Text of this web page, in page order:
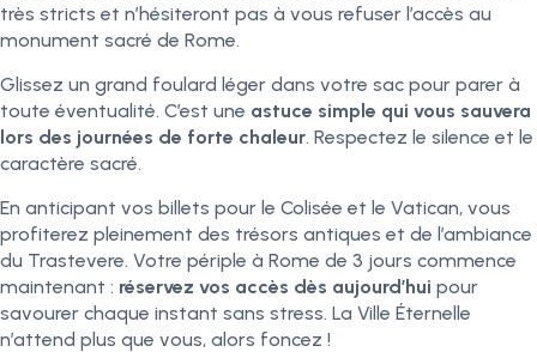
très stricts et n’hésiteront pas à vous refuser l’accès au
monument sacré de Rome.
Glissez un grand foulard léger dans votre sac pour parer à
toute éventualité. C’est une astuce simple qui vous sauvera
lors des journées de forte chaleur. Respectez le silence et le
caractère sacré.
En anticipant vos billets pour le Colisée et le Vatican, vous
profiterez pleinement des trésors antiques et de l’ambiance
du Trastevere. Votre périple à Rome de 3 jours commence
maintenant : réservez vos accès dès aujourd’hui pour
savourer chaque instant sans stress. La Ville Éternelle
n’attend plus que vous, alors foncez !